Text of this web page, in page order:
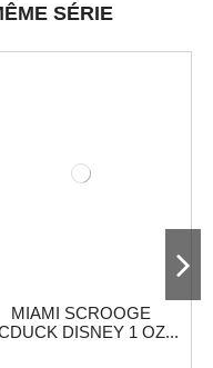
SÉRIE
MIAMI SCROOGE
DISNEY 1 OZ...